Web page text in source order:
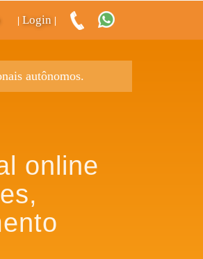
Login
autônomos.
online